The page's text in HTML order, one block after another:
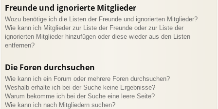
Freunde und ignorierte Mitglieder
Wozu benötige ich die Listen der Freunde und ignorierten Mitglieder?
Wie kann ich Mitglieder zur Liste der Freunde oder zur Liste der
ignorierten Mitglieder hinzufügen oder diese wieder aus den Listen
entfernen?
Die Foren durchsuchen
Wie kann ich ein Forum oder mehrere Foren durchsuchen?
Weshalb erhalte ich bei der Suche keine Ergebnisse?
Warum bekomme ich bei der Suche eine leere Seite?
Wie kann ich nach Mitgliedern suchen?